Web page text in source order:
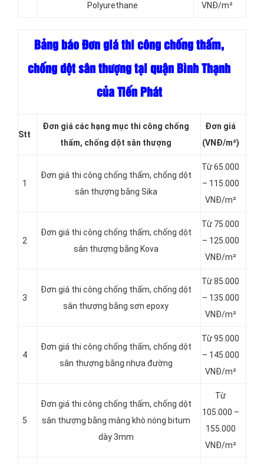
Polyurethane
VNĐ/m²
Bảng báo Đơn giá thi công chống thấm,
chống dột sân thượng tại quận Bình Thạnh
của Tiến Phát
Stt
Đơn giá các hạng mục thi công chống
thấm, chống dột sân thượng
Đơn giá
(VNĐ/m²)
1
Đơn giá thi công chống thấm, chống dột
sân thượng bằng Sika
Từ 65.000
– 115.000
VNĐ/m²
2
Đơn giá thi công chống thấm, chống dột
sân thượng bằng Kova
Từ 75.000
– 125.000
VNĐ/m²
3
Đơn giá thi công chống thấm, chống dột
sân thượng bằng sơn epoxy
Từ 85.000
– 135.000
VNĐ/m²
4
Đơn giá thi công chống thấm, chống dột
sân thượng bằng nhựa đường
Từ 95.000
– 145.000
VNĐ/m²
5
Đơn giá thi công chống thấm, chống dột
sân thượng bằng màng khò nóng bitum
dày 3mm
Từ
105.000 –
155.000
VNĐ/m²